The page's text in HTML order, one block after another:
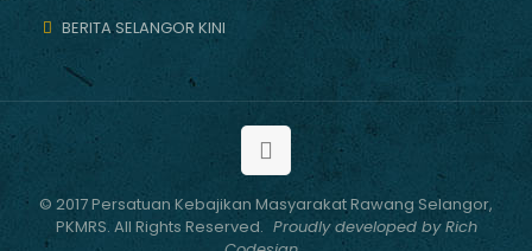
BERITA SELANGOR KINI
© 2017 Persatuan Kebajikan Masyarakat Rawang Selangor,
PKMRS. All Rights Reserved. Proudly developed by Rich